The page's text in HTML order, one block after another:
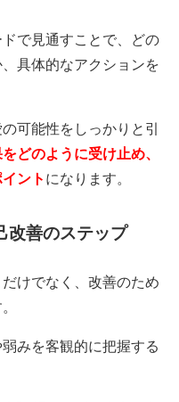
で見通すことで、どの
具体的なアクションを
可能性をしっかりと引
どのように受け止め、
ント になります。
改善のステップ
けでなく、改善のため
みを客観的に把握する